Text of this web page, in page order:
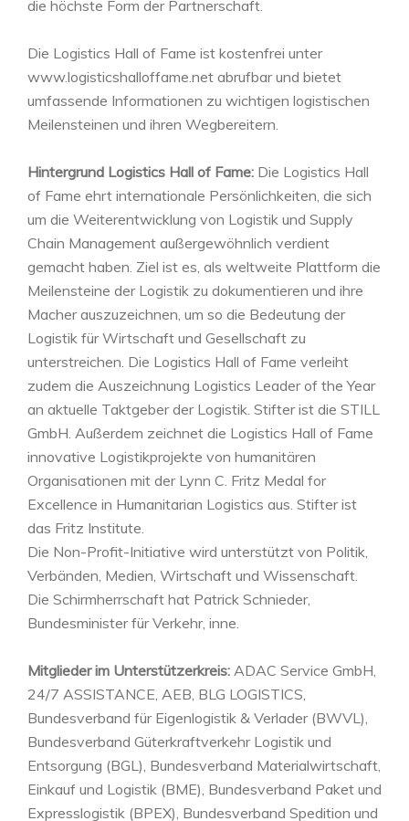
die höchste Form der Partnerschaft.
Die Logistics Hall of Fame ist kostenfrei unter
www.logisticshalloffame.net abrufbar und bietet
umfassende Informationen zu wichtigen logistischen
Meilensteinen und ihren Wegbereitern.
Hintergrund Logistics Hall of Fame: Die Logistics Hall
of Fame ehrt internationale Persönlichkeiten, die sich
um die Weiterentwicklung von Logistik und Supply
Chain Management außergewöhnlich verdient
gemacht haben. Ziel ist es, als weltweite Plattform die
Meilensteine der Logistik zu dokumentieren und ihre
Macher auszuzeichnen, um so die Bedeutung der
Logistik für Wirtschaft und Gesellschaft zu
unterstreichen. Die Logistics Hall of Fame verleiht
zudem die Auszeichnung Logistics Leader of the Year
an aktuelle Taktgeber der Logistik. Stifter ist die STILL
GmbH. Außerdem zeichnet die Logistics Hall of Fame
innovative Logistikprojekte von humanitären
Organisationen mit der Lynn C. Fritz Medal for
Excellence in Humanitarian Logistics aus. Stifter ist
das Fritz Institute.
Die Non-Profit-Initiative wird unterstützt von Politik,
Verbänden, Medien, Wirtschaft und Wissenschaft.
Die Schirmherrschaft hat Patrick Schnieder,
Bundesminister für Verkehr, inne.
Mitglieder im Unterstützerkreis: ADAC Service GmbH,
24/7 ASSISTANCE, AEB, BLG LOGISTICS,
Bundesverband für Eigenlogistik & Verlader (BWVL),
Bundesverband Güterkraftverkehr Logistik und
Entsorgung (BGL), Bundesverband Materialwirtschaft,
Einkauf und Logistik (BME), Bundesverband Paket und
Expresslogistik (BPEX), Bundesverband Spedition und